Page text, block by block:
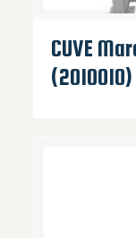
CUVE
(2010010)